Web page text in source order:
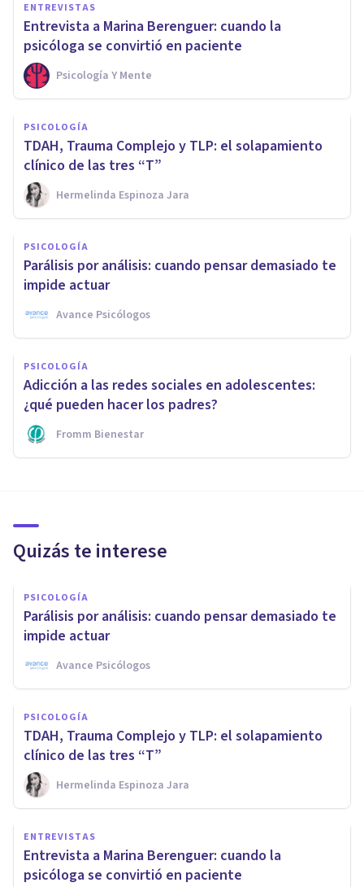
ENTREVISTAS
Entrevista a Marina Berenguer: cuando la
psicóloga se convirtió en paciente
Psicología Y Mente
PSICOLOGÍA
TDAH, Trauma Complejo y TLP: el solapamiento
clínico de las tres “T”
Hermelinda Espinoza Jara
PSICOLOGÍA
Parálisis por análisis: cuando pensar demasiado te
impide actuar
Avance Psicólogos
PSICOLOGÍA
Adicción a las redes sociales en adolescentes:
¿qué pueden hacer los padres?
Fromm Bienestar
Quizás te interese
PSICOLOGÍA
Parálisis por análisis: cuando pensar demasiado te
impide actuar
Avance Psicólogos
PSICOLOGÍA
TDAH, Trauma Complejo y TLP: el solapamiento
clínico de las tres “T”
Hermelinda Espinoza Jara
ENTREVISTAS
Entrevista a Marina Berenguer: cuando la
psicóloga se convirtió en paciente